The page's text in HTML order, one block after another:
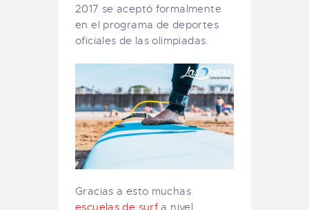
2017 se aceptó formalmente
en el programa de deportes
oficiales de las olimpiadas.
Gracias a esto muchas
escuelas de surf a nivel